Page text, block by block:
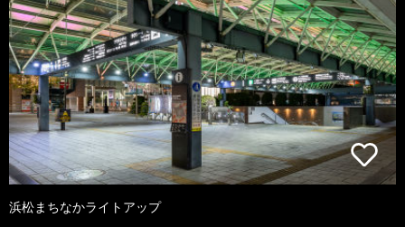
浜松まちなかライトアップ